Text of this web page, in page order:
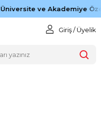
Üniversite ve Akademiye
Giriş / Üyelik